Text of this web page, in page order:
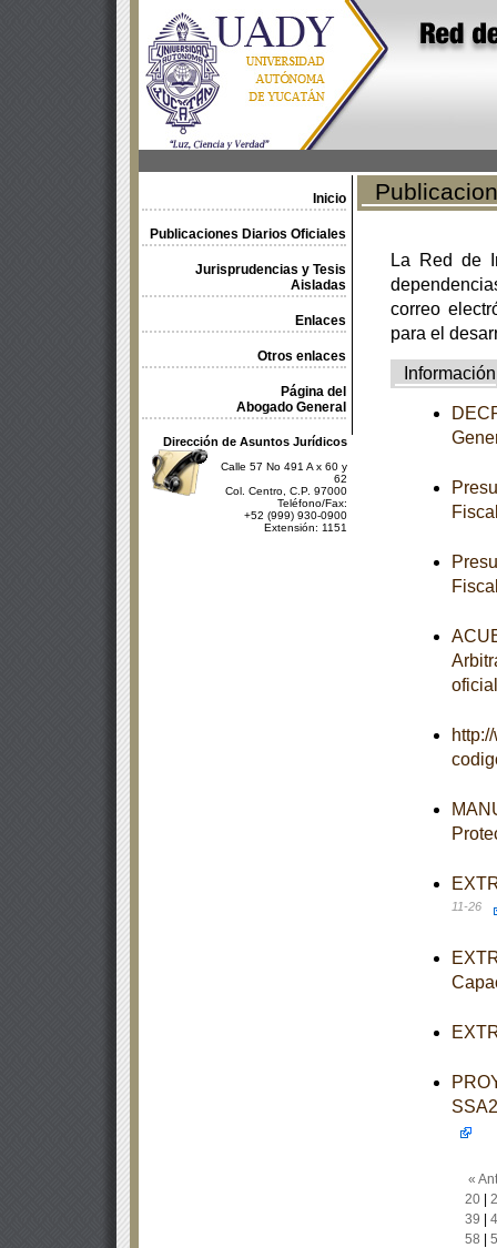
Inicio
Publicaciones Diarios Oficiales
Jurisprudencias y Tesis
Aisladas
Enlaces
Otros enlaces
Página del
Abogado General
Dirección de Asuntos Jurídicos
Calle 57 No 491 A x 60 y
62
Col. Centro, C.P. 97000
Teléfono/Fax:
+52 (999) 930-0900
Extensión: 1151
La Red de
correo
para el
Información
11-26
«
20|
39
58